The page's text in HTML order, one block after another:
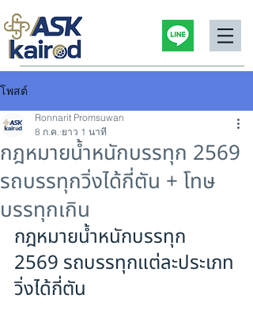
โพสต์
กฎหมายน้ำหนักบรรทุก 2569
รถบรรทุกวิ่งได้กี่ตัน + โทษ
บรรทุกเกิน
Ronnarit Promsuwan
8 ก.ค. ยาว 1 นาที
กฎหมายน้ำหนักบรรทุก
2569 รถบรรทุกแต่ละประเภท
วิ่งได้กี่ตัน